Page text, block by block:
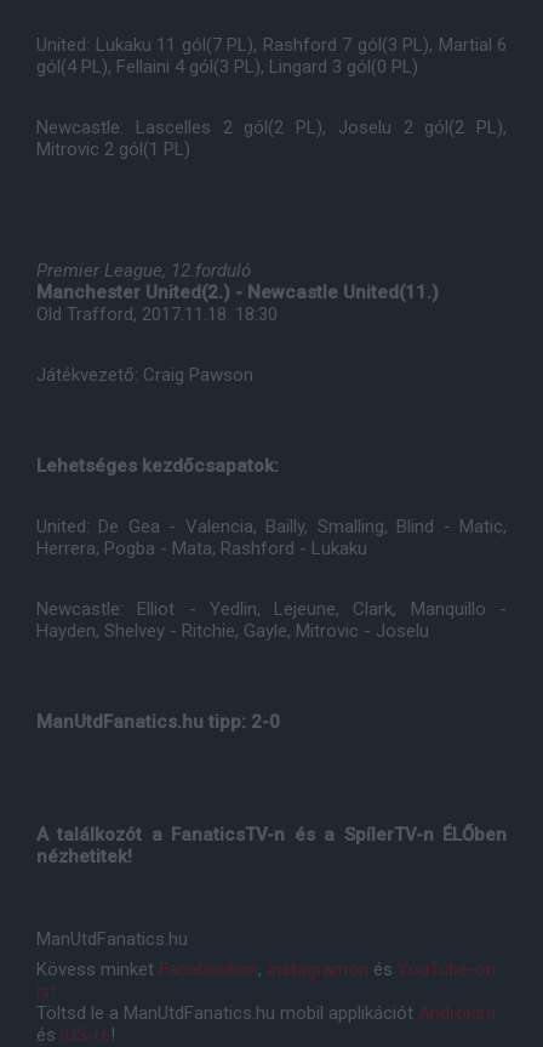
United: Lukaku 11 gól(7 PL), Rashford 7 gól(3 PL), Martial 6
gól(4 PL), Fellaini 4 gól(3 PL), Lingard 3 gól(0 PL)
Newcastle: Lascelles 2 gól(2 PL), Joselu 2 gól(2 PL),
Mitrovic 2 gól(1 PL)
Premier League, 12.forduló
Manchester United(2.) - Newcastle United(11.)
Old Trafford, 2017.11.18. 18:30
Játékvezető: Craig Pawson
Lehetséges kezdőcsapatok:
United: De Gea - Valencia, Bailly, Smalling, Blind - Matic,
Herrera, Pogba - Mata, Rashford - Lukaku
Newcastle: Elliot - Yedlin, Lejeune, Clark, Manquillo -
Hayden, Shelvey - Ritchie, Gayle, Mitrovic - Joselu
ManUtdFanatics.hu tipp: 2-0
A találkozót a FanaticsTV-n és a SpílerTV-n ÉLŐben
nézhetitek!
ManUtdFanatics.hu
Kövess minket Facebookon, Instagramon és YouTube-on
is!
Töltsd le a ManUtdFanatics.hu mobil applikációt Androidra
és iOS-re!